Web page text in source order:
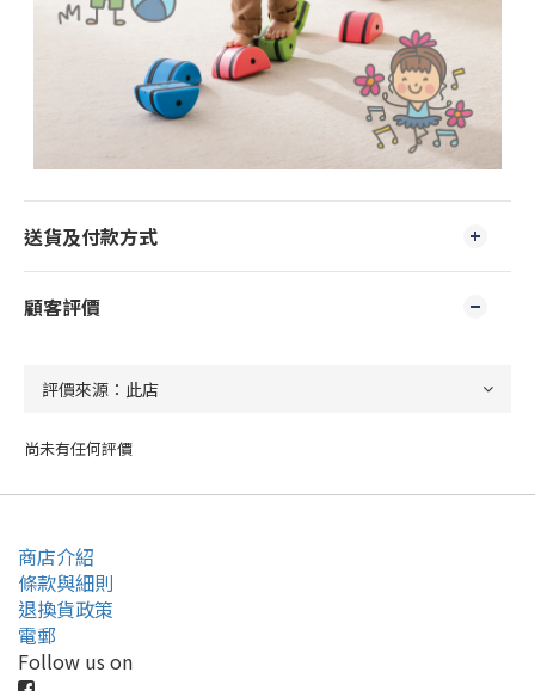
送貨及付款方式
顧客評價
尚未有任何評價
商店介紹
條款與細則
退換貨政策
電郵
Follow us on